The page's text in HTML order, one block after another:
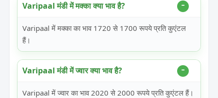
Varipaal मंडी में मक्का क्या भाव है?
Varipaal में मक्का का भाव 1720 से 1700 रूपये प्रति कुएंटल
हैं।
Varipaal मंडी में ज्वार क्या भाव है?
Varipaal में ज्वार का भाव 2020 से 2000 रूपये प्रति कुएंटल हैं।